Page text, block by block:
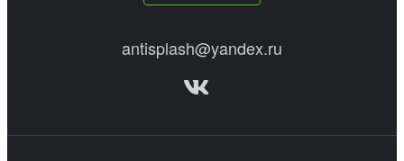
antisplash@yandex.ru